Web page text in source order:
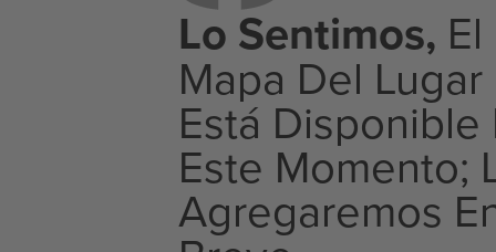
Lo Sentimos, El
Mapa Del Lugar
Está Disponible
Este Momento;
Agregaremos